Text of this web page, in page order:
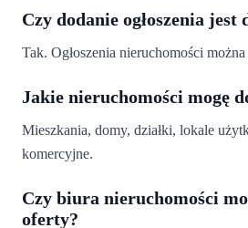
Czy dodanie ogłoszenia jest
Tak. Ogłoszenia nieruchomości
Jakie nieruchomości mogę
Mieszkania, domy, działki, lokale
komercyjne.
Czy biura nieruchomości
oferty?